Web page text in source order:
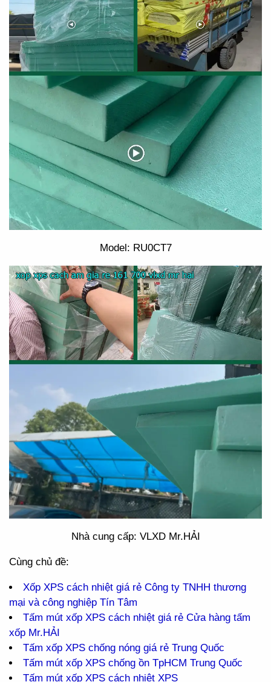
Model: RU0CT7
Nhà cung cấp: VLXD Mr.HẢI
Cùng chủ đề:
Xốp XPS cách nhiệt giá rẻ Công ty TNHH thương
mại và công nghiệp Tín Tâm
Tấm mút xốp XPS cách nhiệt giá rẻ Cửa hàng tấm
xốp Mr.HẢI
Tấm xốp XPS chống nóng giá rẻ Trung Quốc
Tấm mút xốp XPS chống ồn TpHCM Trung Quốc
Tấm mút xốp XPS cách nhiệt XPS